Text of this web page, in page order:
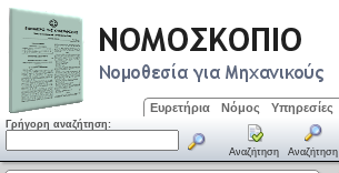
Ευρετήρια Νόμος Υπηρεσίες
Γρήγορη αναζήτηση:
Αναζήτηση Αναζήτηση